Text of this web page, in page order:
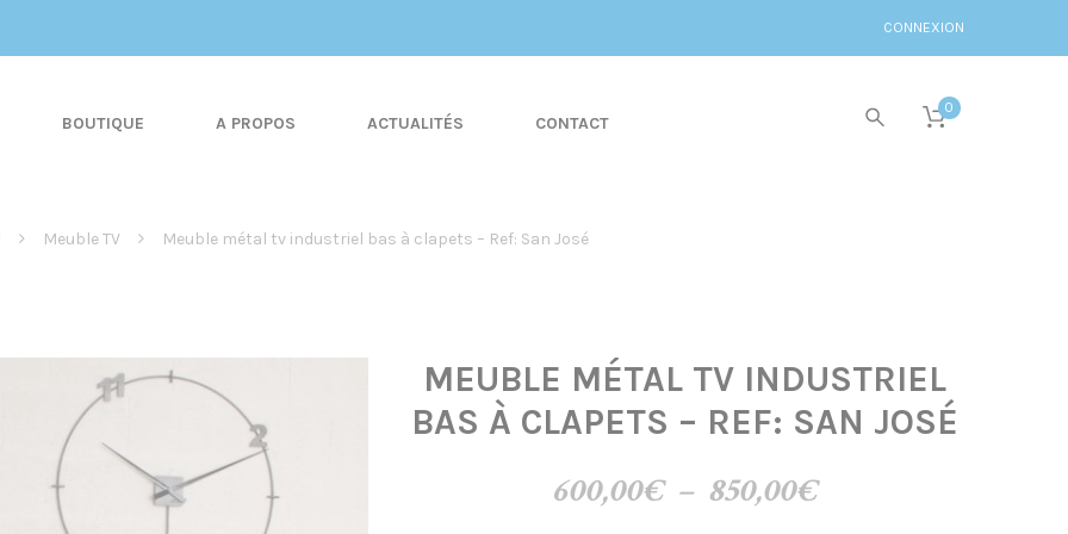
CONNEXION
BOUTIQUE A PROPOS ACTUALITÉS CONTACT
0
Meuble TV Meuble métal tv industriel bas à clapets – Ref: San José
MEUBLE MÉTAL TV INDUSTRIEL
BAS À CLAPETS – REF: SAN JOSÉ
600,00€ – 850,00€Plage